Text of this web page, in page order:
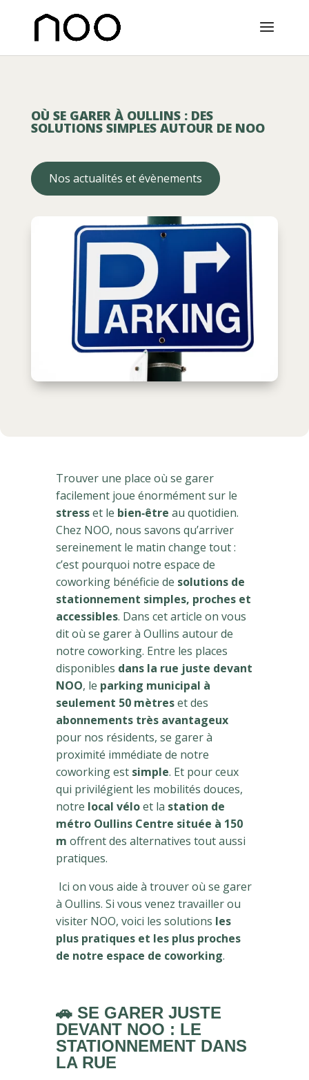
OÙ SE GARER À OULLINS : DES
SOLUTIONS SIMPLES AUTOUR DE NOO
Nos actualités et évènements
Trouver une place où se garer
facilement joue énormément sur le
stresset le bien‑être au quotidien.
Chez NOO, nous savons qu’arriver
sereinement le matin change tout :
c’est pourquoi notre espace de
coworking bénéficie de solutions de
stationnement simples, proches et
accessibles. Dans cet article on vous
dit où se garer à Oullins autour de
notre coworking. Entre les places
disponibles dans la rue juste devant
NOO, le parking municipal à
seulement 50 mètreset des
abonnements très avantageux
pour nos résidents, se garer à
proximité immédiate de notre
coworking est simple. Et pour ceux
qui privilégient les mobilités douces,
notre local véloet la station de
métro Oullins Centre située à 150
m offrent des alternatives tout aussi
pratiques.
Ici on vous aide à trouver où se garer
à Oullins. Si vous venez travailler ou
visiter NOO, voici les solutions les
plus pratiques et les plus proches
de notre espace de coworking.
🚗 SE GARER JUSTE
DEVANT NOO : LE
STATIONNEMENT DANS
LA RUE